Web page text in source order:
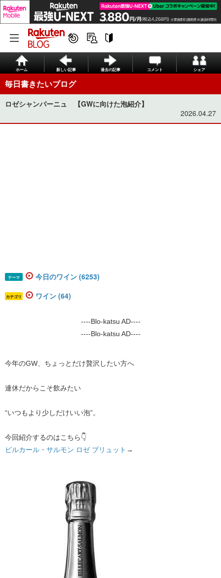
ホーム 新しい記事 過去の記事 コメント シェア
毎日書きたいブログ
ロゼシャンパーニュ 【GWに向けた泡紹介】
2026.04.27
テーマ 今日のワイン (6253)
カテゴリ ワイン (64)
----Blo-katsu AD----
----Blo-katsu AD----
今年のGW、ちょっとだけ贅沢したい方へ
連休だからこそ飲みたい
“いつもより少しだけいい泡”。
今回紹介するのはこちら👇
ビルカール・サルモン ロゼ ブリュット →